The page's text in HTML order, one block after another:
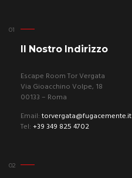
Il Nostro Indirizzo
Escape Room Tor Vergata
Via Gioacchino Volpe, 18
00133 – Roma
Email: torvergata@fugacemente.it
Tel: +39 349 825 4702